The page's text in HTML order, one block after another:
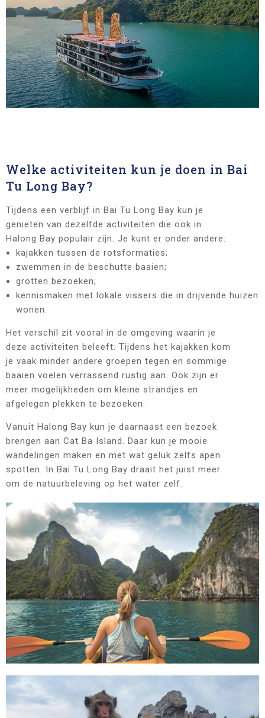
Welke activiteiten kun je doen in Bai
Tu Long Bay?
Tijdens een verblijf in Bai Tu Long Bay kun je
genieten van dezelfde activiteiten die ook in
Halong Bay populair zijn. Je kunt er onder andere:
kajakken tussen de rotsformaties;
zwemmen in de beschutte baaien;
grotten bezoeken;
kennismaken met lokale vissers die in drijvende huizen
wonen.
Het verschil zit vooral in de omgeving waarin je
deze activiteiten beleeft. Tijdens het kajakken kom
je vaak minder andere groepen tegen en sommige
baaien voelen verrassend rustig aan. Ook zijn er
meer mogelijkheden om kleine strandjes en
afgelegen plekken te bezoeken.
Vanuit Halong Bay kun je daarnaast een bezoek
brengen aan Cat Ba Island. Daar kun je mooie
wandelingen maken en met wat geluk zelfs apen
spotten. In Bai Tu Long Bay draait het juist meer
om de natuurbeleving op het water zelf.